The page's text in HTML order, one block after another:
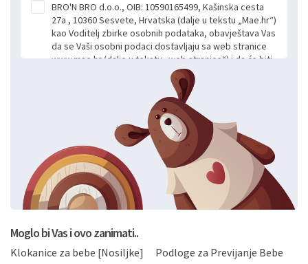
BRO'N BRO d.o.o., OIB: 10590165499, Kašinska cesta
27a , 10360 Sesvete, Hrvatska (dalje u tekstu „Mae.hr“)
kao Voditelj zbirke osobnih podataka, obavještava Vas
da se Vaši osobni podaci dostavljaju sa web stranice
www.mae.hr (dalje u tekstu „web stranice“) i da će biti
obrađeni. Prihvaćanjem ove Izjave smatra se da
slobodno i izričito dajete privolu za prikupljanje i daljnju
obradu Vaših osobnih podataka koje ustupate Mae.hr
putem ovih web stranica u svrhu odgovora i daljnje
komunikacije na Vaš upit poslan kroz kontakt obrazac.
Radi se o dobrovoljnom davanju podataka te ovu
Izjavu niste dužni prihvatiti odnosno niste dužni unositi
svoje osobne podatke u jednu od prijavnih
formi/obrazaca dostupnih na ovim web stranicama.
BRO'N BRO d.o.o. će s Vašim osobnim podacima
postupati sukladno Općoj uredbi o zaštiti podataka
privatnosti i kolačića koju možete pročitati ovdje i
Hrvatske, a uvijek uz primjenu odgovarajućih tehničkih i
Moglo bi Vas i ovo zanimati..
Klokanice za bebe [Nosiljke]
Podloge za Previjanje Bebe